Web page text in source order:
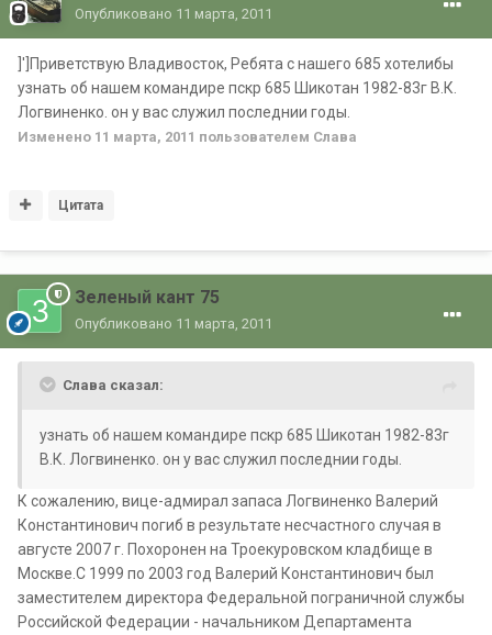
Опубликовано 11 марта, 2011
]']Приветствую Владивосток, Ребята с нашего 685 хотелибы
узнать об нашем командире пскр 685 Шикотан 1982-83г В.К.
Логвиненко. он у вас служил последнии годы.
Изменено 11 марта, 2011 пользователем Славa
Цитата
Зеленый кант 75
Опубликовано 11 марта, 2011
Славa сказал:
узнать об нашем командире пскр 685 Шикотан 1982-83г
В.К. Логвиненко. он у вас служил последнии годы.
К сожалению, вице-адмирал запаса Логвиненко Валерий
Константинович погиб в результате несчастного случая в
августе 2007 г. Похоронен на Троекуровском кладбище в
Москве.С 1999 по 2003 год Валерий Константинович был
заместителем директора Федеральной пограничной службы
Российской Федерации - начальником Департамента